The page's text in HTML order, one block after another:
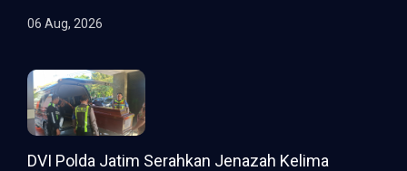
06 Aug, 2026
DVI Polda Jatim Serahkan Jenazah Kelima